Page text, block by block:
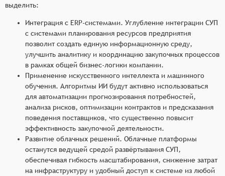
выделить:
Интеграция с ERP-системами. Углубление интеграции СУП
с системами планирования ресурсов предприятия
позволит создать единую информационную среду,
улучшить аналитику и координацию закупочных процессов
в рамках общей бизнес-логики компании.
Применение искусственного интеллекта и машинного
обучения. Алгоритмы ИИ будут активно использоваться
для автоматизации прогнозирования потребностей,
анализа рисков, оптимизации контрактов и предсказания
поведения поставщиков, что существенно повысит
эффективность закупочной деятельности.
Развитие облачных решений. Облачные платформы
останутся ведущей средой развёртывания СУП,
обеспечивая гибкость масштабирования, снижение затрат
на инфраструктуру и удобный доступ к системе из любой